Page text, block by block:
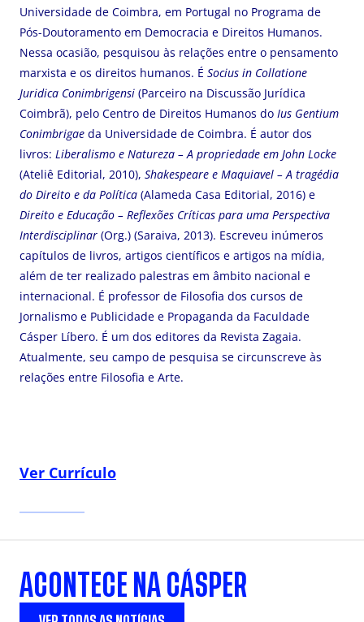
Universidade de Coimbra, em Portugal no Programa de
Pós-Doutoramento em Democracia e Direitos Humanos.
Nessa ocasião, pesquisou às relações entre o pensamento
marxista e os direitos humanos. É Socius in Collatione
Juridica Conimbrigensi (Parceiro na Discussão Jurídica
Coimbrã), pelo Centro de Direitos Humanos do Ius Gentium
Conimbrigae da Universidade de Coimbra. É autor dos
livros: Liberalismo e Natureza – A propriedade em John Locke
(Ateliê Editorial, 2010), Shakespeare e Maquiavel – A tragédia
do Direito e da Política (Alameda Casa Editorial, 2016) e
Direito e Educação – Reflexões Críticas para uma Perspectiva
Interdisciplinar (Org.) (Saraiva, 2013). Escreveu inúmeros
capítulos de livros, artigos científicos e artigos na mídia,
além de ter realizado palestras em âmbito nacional e
internacional. É professor de Filosofia dos cursos de
Jornalismo e Publicidade e Propaganda da Faculdade
Cásper Líbero. É um dos editores da Revista Zagaia.
Atualmente, seu campo de pesquisa se circunscreve às
relações entre Filosofia e Arte.
Ver Currículo
ACONTECE NA CÁSPER